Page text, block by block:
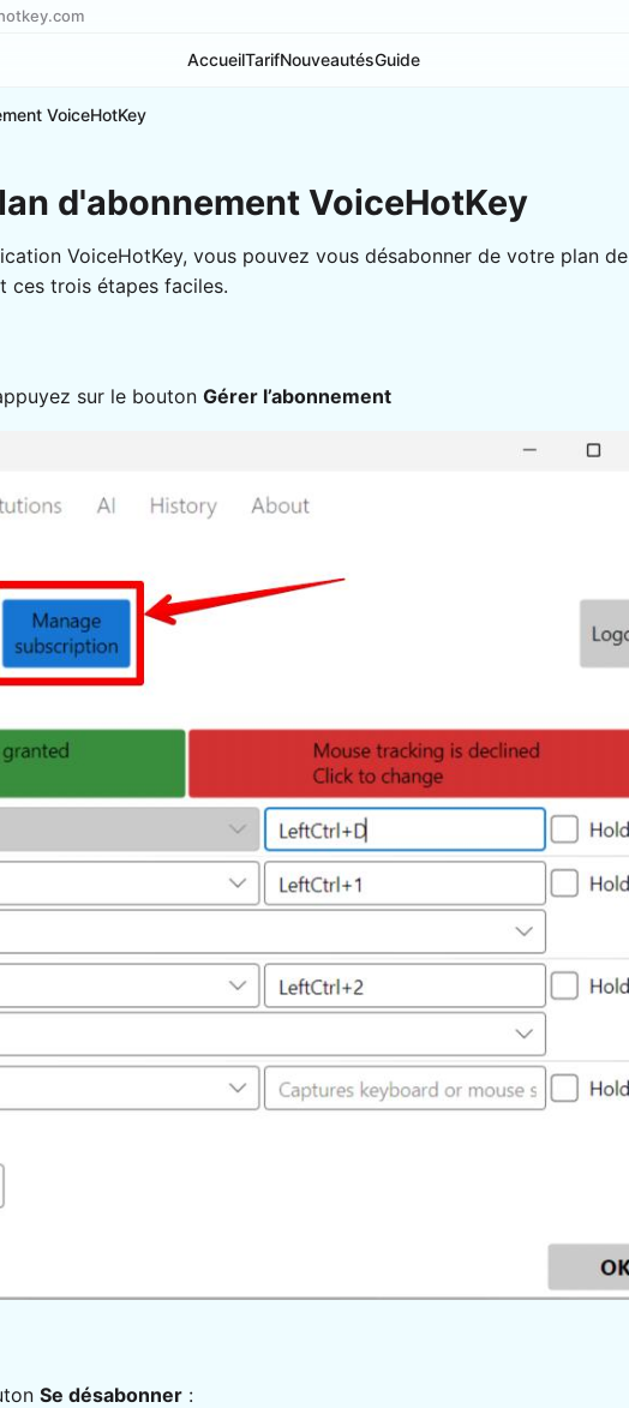
AccueilTarifNouveautésGuide
VoiceHotKey
d'abonnement VoiceHotKey
VoiceHotKey, vous pouvez vous désabonner de votre plan de
ces trois étapes faciles.
sur le bouton Gérer l’abonnement
Se désabonner :